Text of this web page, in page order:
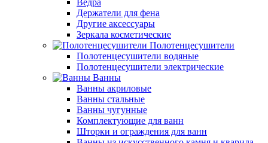
Ведра
Держатели для фена
Другие аксессуары
Зеркала косметические
Полотенцесушители
Полотенцесушители водяные
Полотенцесушители электрические
Ванны
Ванны акриловые
Ванны стальные
Ванны чугунные
Комплектующие для ванн
Шторки и ограждения для ванн